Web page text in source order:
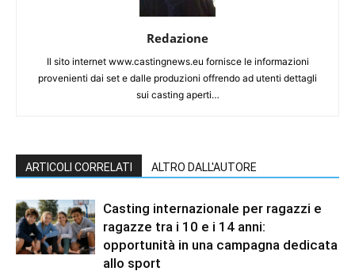
Redazione
Il sito internet www.castingnews.eu fornisce le informazioni
provenienti dai set e dalle produzioni offrendo ad utenti dettagli
sui casting aperti…
ARTICOLI CORRELATI ALTRO DALL'AUTORE
Casting internazionale per ragazzi e
ragazze tra i 10 e i 14 anni:
opportunità in una campagna dedicata
allo sport